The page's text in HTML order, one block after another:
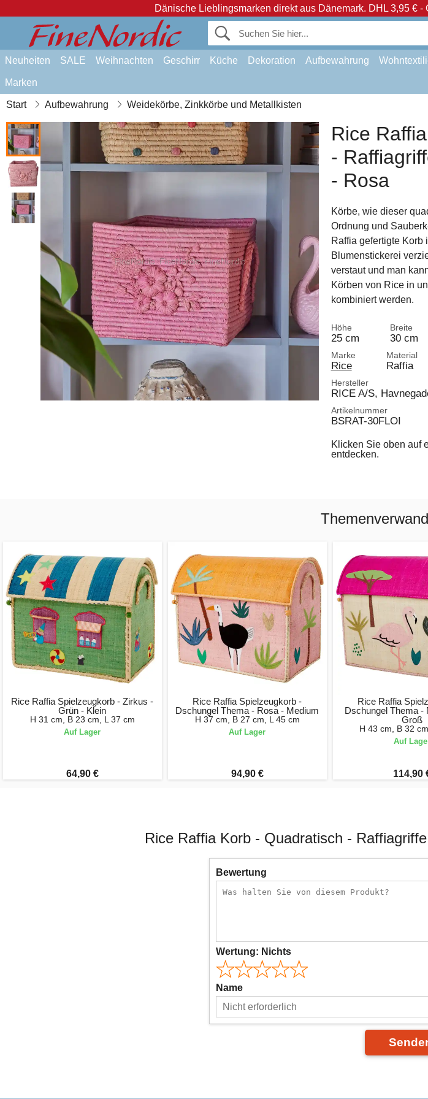
Dänische Lieblingsmarken direkt aus Dänemark. DHL 3,95 € -
Neuheiten SALE Weihnachten Geschirr Küche Dekoration Aufbewahrung
Marken
Start Aufbewahrung Weidekörbe, Zinkkörbe und Metallkisten
Rice
-
- Rosa
Körbe, wie dieser
Ordnung und
Raffia gefertigte Korb
Blumenstickerei
verstaut und man
Körben von Rice in
kombiniert werden.
Höhe
25 cm
Breite
30 cm
Marke
Rice
Material
Raffia
Hersteller
RICE A/S,
Artikelnummer
BSRAT-30FLOI
Klicken Sie oben auf
entdecken.
Rice Raffia Spielzeugkorb - Zirkus -
Grün - Klein
H 31 cm, B 23 cm, L 37 cm
Auf Lager
64,90 €
Rice Raffia Spielzeugkorb -
Dschungel Thema - Rosa - Medium
H 37 cm, B 27 cm, L 45 cm
Auf Lager
94,90 €
Rice Raffia
Dschungel Thema -
Groß
H 43 cm, B 32
Auf
114,90
Rice Raffia Korb - Quadratisch -
Bewertung
Wertung: Nichts
Name